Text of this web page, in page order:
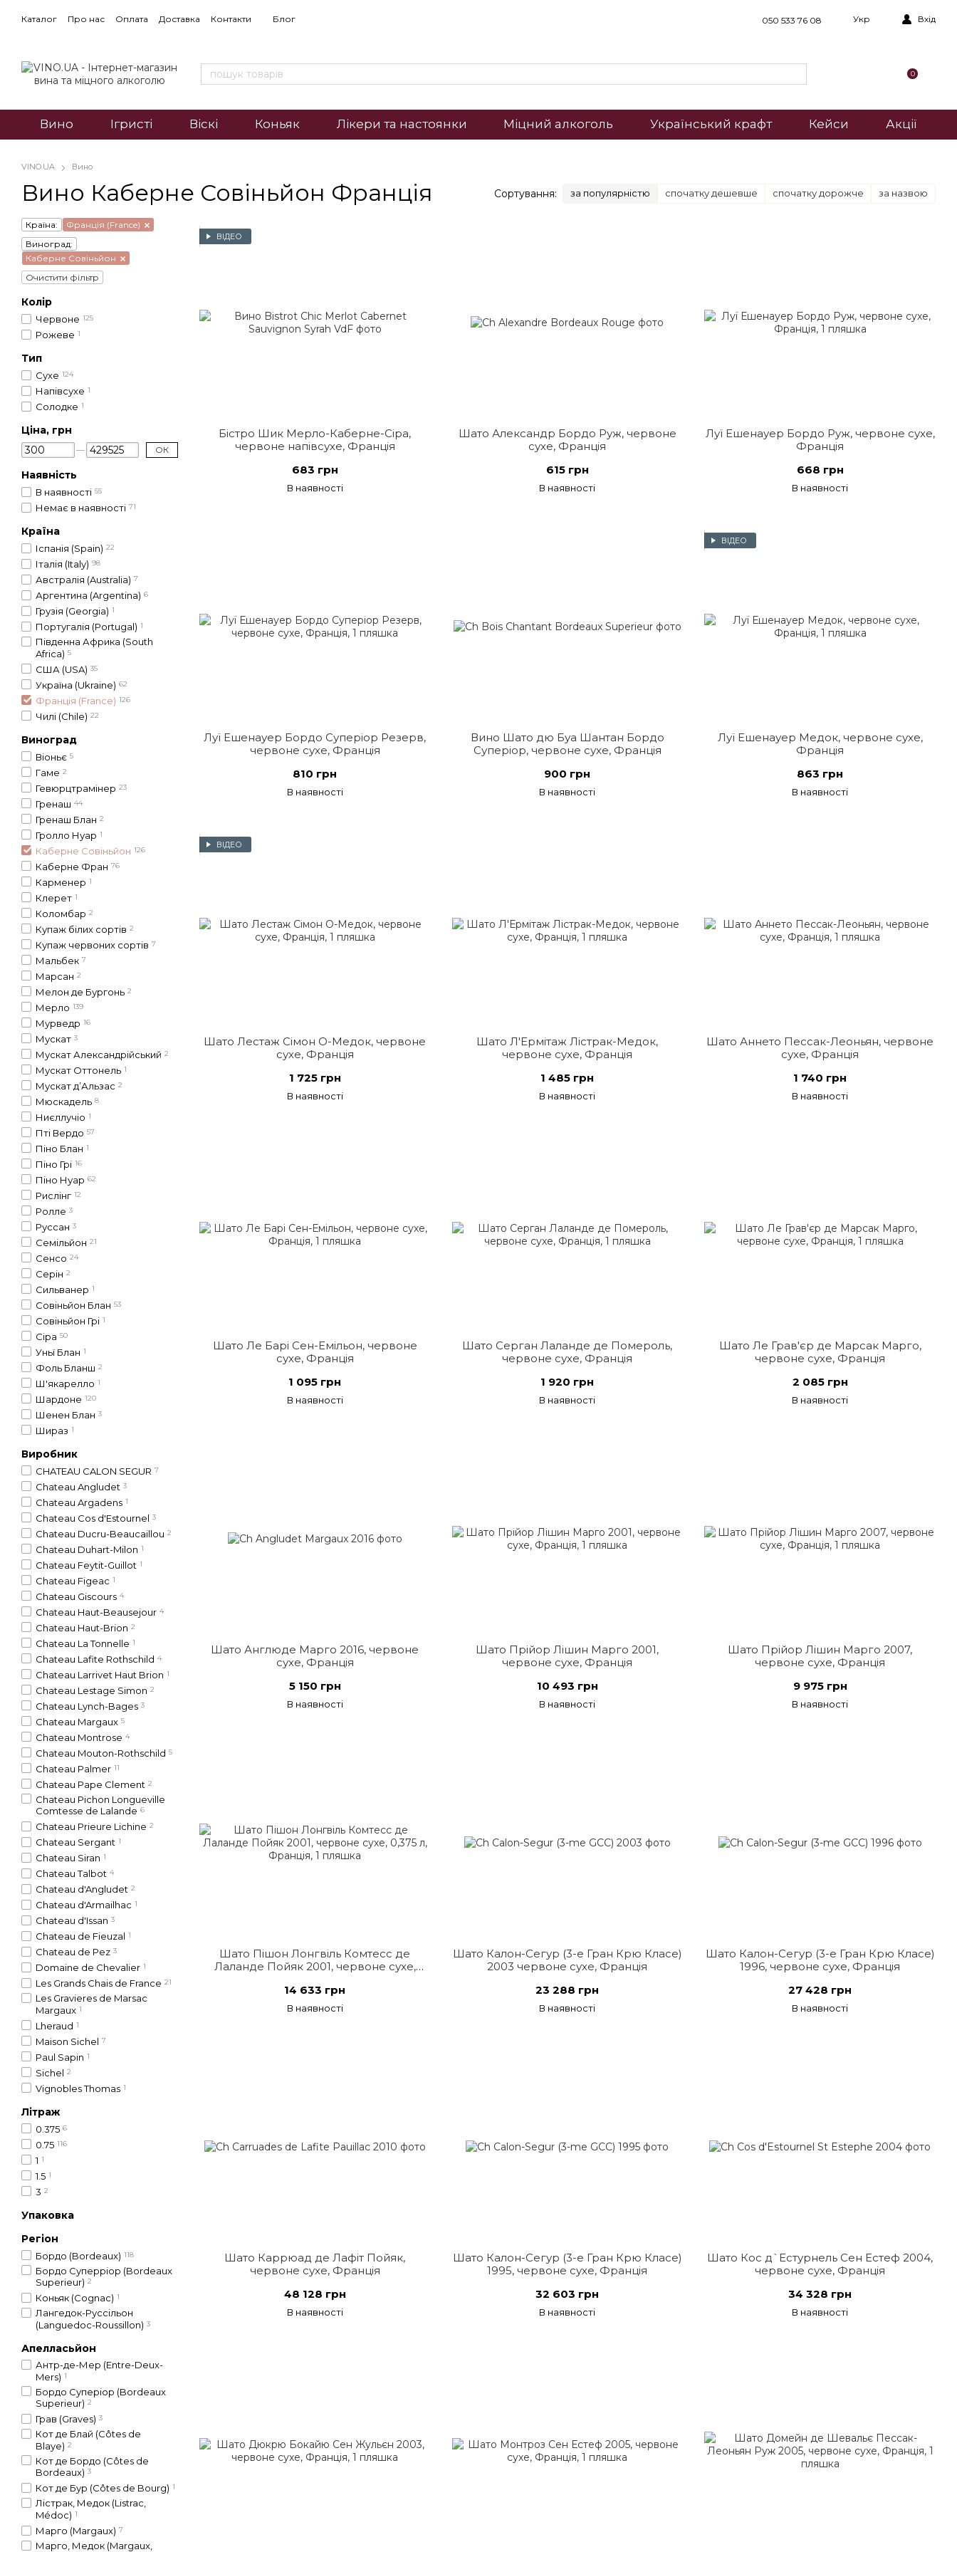
Каталог Про нас Оплата Доставка Контакти Блог 050 533 76 08 Укр Вхід
0
Вино Ігристі Віскі Коньяк Лікери та настоянки Міцний алкоголь Український крафт Кейси Акції
VINO.UA Вино
Вино Каберне Совіньйон Франція Сортування: за популярністю спочатку дешевше спочатку дорожче за назвою
ВІДЕО
Бістро Шик Мерло-Каберне-Сіра,
червоне напівсухе, Франція
683 грн
В наявності
Шато Александр Бордо Руж, червоне
сухе, Франція
615 грн
В наявності
Луї Ешенауер Бордо Руж, червоне сухе,
Франція
668 грн
В наявності
Луї Ешенауер Бордо Суперіор Резерв,
червоне сухе, Франція
810 грн
В наявності
Вино Шато дю Буа Шантан Бордо
Суперіор, червоне сухе, Франція
900 грн
В наявності
ВІДЕО
Луї Ешенауер Медок, червоне сухе,
Франція
863 грн
В наявності
ВІДЕО
Шато Лестаж Сімон О-Медок, червоне
сухе, Франція
1 725 грн
В наявності
Шато Л'Ермітаж Лістрак-Медок,
червоне сухе, Франція
1 485 грн
В наявності
Шато Аннето Пессак-Леоньян, червоне
сухе, Франція
1 740 грн
В наявності
Шато Ле Барі Сен-Емільон, червоне
сухе, Франція
1 095 грн
В наявності
Шато Серган Лаланде де Помероль,
червоне сухе, Франція
1 920 грн
В наявності
Шато Ле Грав'єр де Марсак Марго,
червоне сухе, Франція
2 085 грн
В наявності
Шато Англюде Марго 2016, червоне
сухе, Франція
5 150 грн
В наявності
Шато Прійор Лішин Марго 2001,
червоне сухе, Франція
10 493 грн
В наявності
Шато Прійор Лішин Марго 2007,
червоне сухе, Франція
9 975 грн
В наявності
Шато Пішон Лонгвіль Комтесс де
Лаланде Пойяк 2001, червоне сухе,
14 633 грн
В наявності
Шато Калон-Сегур (3-е Гран Крю Класе)
2003 червоне сухе, Франція
23 288 грн
В наявності
Шато Калон-Сегур (3-е Гран Крю Класе)
1996, червоне сухе, Франція
27 428 грн
В наявності
Шато Каррюад де Лафіт Пойяк,
червоне сухе, Франція
48 128 грн
В наявності
Шато Калон-Сегур (3-е Гран Крю Класе)
1995, червоне сухе, Франція
32 603 грн
В наявності
Шато Кос д`Естурнель Сен Естеф 2004,
червоне сухе, Франція
34 328 грн
В наявності
Країна:
Франція (France)
Виноград:
Каберне Совіньйон
Очистити фільтр
Колір
Червоне 125
Рожеве 1
Тип
Сухе 124
Напівсухе 1
Солодке 1
Ціна, грн
ОК
Наявність
В наявності 55
Немає в наявності 71
Країна
Іспанія (Spain) 22
Італія (Italy) 98
Австралія (Australia) 7
Аргентина (Argentina) 6
Грузія (Georgia) 1
Португалія (Portugal) 1
Південна Африка (South
Africa) 5
США (USA) 35
Україна (Ukraine) 62
Франція (France) 126
Чилі (Chile) 22
Виноград
Віоньє 5
Гаме 2
Гевюрцтрамінер 23
Гренаш 44
Гренаш Блан 2
Гролло Нуар 1
Каберне Совіньйон 126
Каберне Фран 76
Карменер 1
Клерет 1
Коломбар 2
Купаж білих сортів 2
Купаж червоних сортів 7
Мальбек 7
Марсан 2
Мелон де Бургонь 2
Мерло 139
Мурведр 16
Мускат 3
Мускат Александрійський 2
Мускат Оттонель 1
Мускат д’Альзас 2
Мюскадель 8
Ниєллучіо 1
Пті Вердо 57
Піно Блан 1
Піно Грі 16
Піно Нуар 62
Рислінг 12
Ролле 3
Руссан 3
Семільйон 21
Сенсо 24
Серін 2
Сильванер 1
Совіньйон Блан 53
Совіньйон Грі 1
Сіра 50
Уньї Блан 1
Фоль Бланш 2
Ш'якарелло 1
Шардоне 120
Шенен Блан 3
Шираз 1
Виробник
CHATEAU CALON SEGUR 7
Chateau Angludet 3
Chateau Argadens 1
Chateau Cos d'Estournel 3
Chateau Ducru-Beaucaillou 2
Chateau Duhart-Milon 1
Chateau Feytit-Guillot 1
Chateau Figeac 1
Chateau Giscours 4
Chateau Haut-Beausejour 4
Chateau Haut-Brion 2
Chateau La Tonnelle 1
Chateau Lafite Rothschild 4
Chateau Larrivet Haut Brion 1
Chateau Lestage Simon 2
Chateau Lynch-Bages 3
Chateau Margaux 5
Chateau Montrose 4
Chateau Mouton-Rothschild 5
Chateau Palmer 11
Chateau Pape Clement 2
Chateau Pichon Longueville
Comtesse de Lalande 6
Chateau Prieure Lichine 2
Chateau Sergant 1
Chateau Siran 1
Chateau Talbot 4
Chateau d'Angludet 2
Chateau d'Armailhac 1
Chateau d'Issan 3
Chateau de Fieuzal 1
Chateau de Pez 3
Domaine de Chevalier 1
Les Grands Chais de France 21
Les Gravieres de Marsac
Margaux 1
Lheraud 1
Maison Sichel 7
Paul Sapin 1
Sichel 2
Vignobles Thomas 1
Літраж
0.375 6
0.75 116
1 1
1.5 1
3 2
Упаковка
Регіон
Бордо (Bordeaux) 118
Бордо Суперріор (Bordeaux
Superieur) 2
Коньяк (Cognac) 1
Лангедок-Русcільон
(Languedoc-Roussillon) 3
Апелласьйон
Антр-де-Мер (Entre-Deux-
Mers) 1
Бордо Суперіор (Bordeaux
Superieur) 2
Грав (Graves) 3
Кот де Блай (Côtes de
Blaye) 2
Кот де Бордо (Côtes de
Bordeaux) 3
Кот де Бур (Côtes de Bourg) 1
Лістрак, Медок (Listrac,
Médoc) 1
Марго (Margaux) 7
Марго, Медок (Margaux,